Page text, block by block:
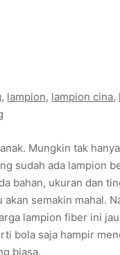
, lampion, lampion cina,
Mungkin tak
sudah ada lampion
bahan, ukuran dan
semakin mahal.
lampion fiber ini
bola saja hampir
biasa.